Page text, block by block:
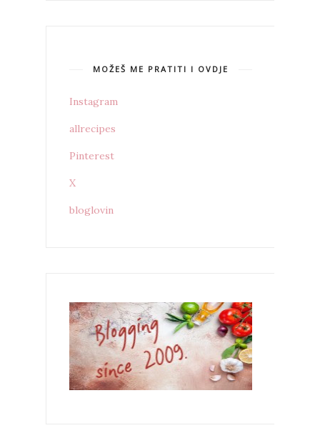
MOŽEŠ ME PRATITI I OVDJE
Instagram
allrecipes
Pinterest
X
bloglovin